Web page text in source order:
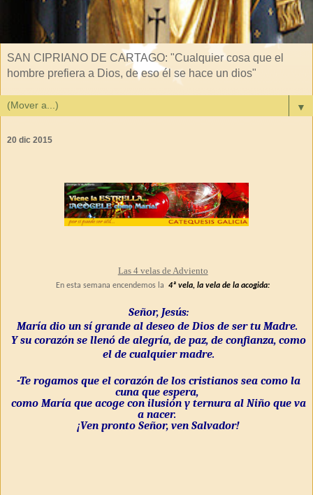
SAN CIPRIANO DE CARTAGO: "Cualquier cosa que el
hombre prefiera a Dios, de eso él se hace un dios"
▼
20 dic 2015
Las 4 velas de Adviento
En esta semana encendemos la4ª vela, la vela de la acogida:
Señor, Jesús:
María dio un sí grande al deseo de Dios de ser tu Madre.
Y su corazón se llenó de alegría, de paz, de confianza, como
el de cualquier madre.
-Te rogamos que el corazón de los cristianos sea como la
cuna que espera,
como María que acoge con ilusión y ternura al Niño que va
a nacer.
¡Ven pronto Señor, ven Salvador!